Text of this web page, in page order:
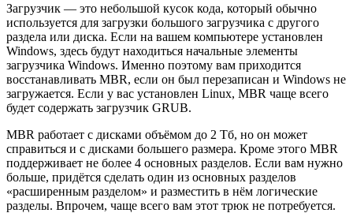
Загрузчик — это небольшой кусок кода, который обычно
используется для загрузки большого загрузчика с другого
раздела или диска. Если на вашем компьютере установлен
Windows, здесь будут находиться начальные элементы
загрузчика Windows. Именно поэтому вам приходится
восстанавливать MBR, если он был перезаписан и Windows не
загружается. Если у вас установлен Linux, MBR чаще всего
будет содержать загрузчик GRUB.
MBR работает с дисками объёмом до 2 Тб, но он может
справиться и с дисками большего размера. Кроме этого MBR
поддерживает не более 4 основных разделов. Если вам нужно
больше, придётся сделать один из основных разделов
«расширенным разделом» и разместить в нём логические
разделы. Впрочем, чаще всего вам этот трюк не потребуется.